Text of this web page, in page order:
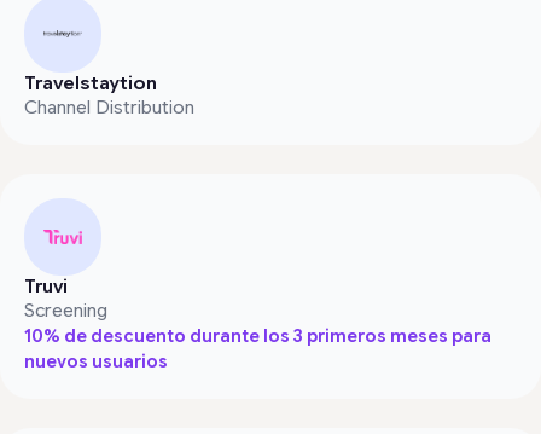
Travelstaytion
Channel Distribution
Truvi
Screening
10% de descuento durante los 3 primeros meses para
nuevos usuarios